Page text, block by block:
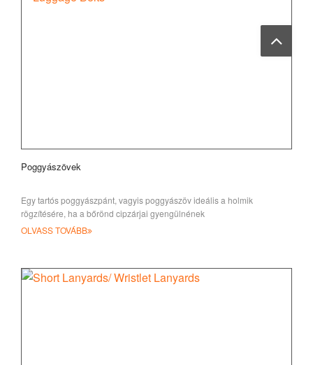
Poggyászövek
Egy tartós poggyászpánt, vagyis poggyászöv ideális a holmik
rögzítésére, ha a bőrönd cipzárjai gyengülnének
OLVASS TOVÁBB